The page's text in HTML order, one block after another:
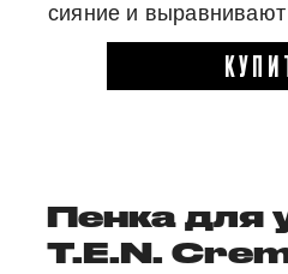
сияние и выравнивают
Пенка для
T.E.N.